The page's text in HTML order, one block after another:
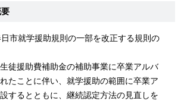
市就学援助規則の一部を改正する規則の
徒援助費補助金の補助事業に卒業アルバ
たことに伴い、就学援助の範囲に卒業ア
するとともに、継続認定方法の見直しを